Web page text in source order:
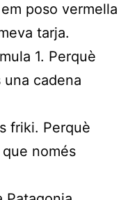
poso vermella
tarja.
1. Perquè
una cadena
friki. Perquè
que només